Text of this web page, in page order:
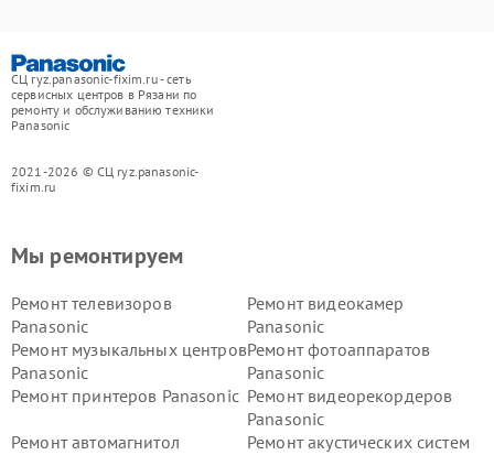
СЦ ryz.panasonic-fixim.ru - сеть
сервисных центров в Рязани по
ремонту и обслуживанию техники
Panasonic
2021-2026 © СЦ ryz.panasonic-
fixim.ru
Мы ремонтируем
Ремонт телевизоров
Panasonic
Ремонт видеокамер
Panasonic
Ремонт музыкальных центров
Panasonic
Ремонт фотоаппаратов
Panasonic
Ремонт принтеров Panasonic Ремонт видеорекордеров
Panasonic
Ремонт автомагнитол
Ремонт акустических систем